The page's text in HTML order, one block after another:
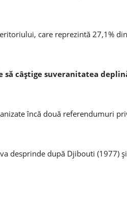
care reprezintă 27,1% din
să câștige suveranitatea
încă două referendumuri
desprinde după Djibouti (1977) și